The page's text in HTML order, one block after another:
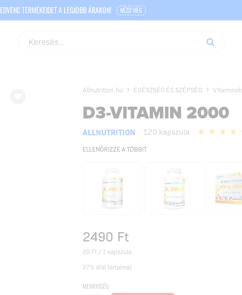
TERMÉKEIDET A LEGJOBB ÁRAKON! NÉZD MEG
Allnutrition.hu EGÉSZSÉG ÉS SZÉPSÉG Vitaminok
D3-VITAMIN 2000
ALLNUTRITION 120 kapszula
ELLENŐRIZZE A TÖBBIT
2490 Ft
20 Ft / 1 kapszula
27% áfát tartalmaz
MENNYISÉG: